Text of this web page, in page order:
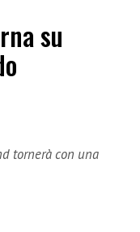
su
tornerà con una